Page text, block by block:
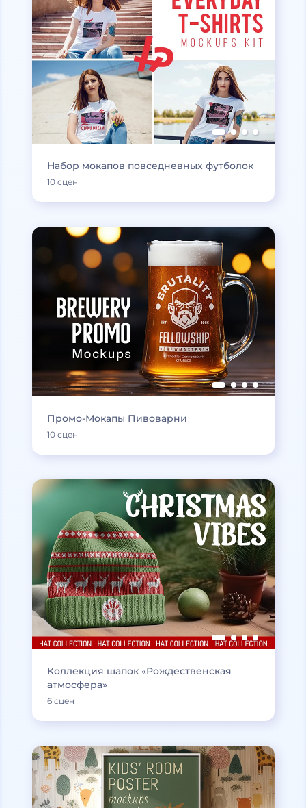
Набор мокапов повседневных футболок
10 сцен
Промо-Мокапы Пивоварни
10 сцен
Коллекция шапок «Рождественская
атмосфера»
6 сцен